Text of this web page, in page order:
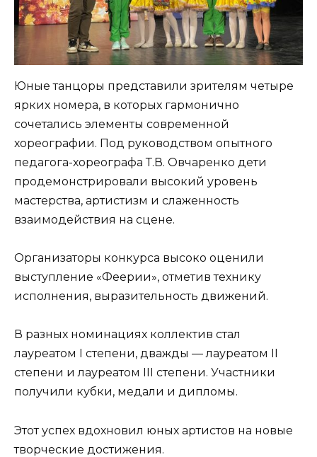
Юные танцоры представили зрителям четыре
ярких номера, в которых гармонично
сочетались элементы современной
хореографии. Под руководством опытного
педагога-хореографа Т.В. Овчаренко дети
продемонстрировали высокий уровень
мастерства, артистизм и слаженность
взаимодействия на сцене.
Организаторы конкурса высоко оценили
выступление «Феерии», отметив технику
исполнения, выразительность движений.
В разных номинациях коллектив стал
лауреатом I степени, дважды — лауреатом II
степени и лауреатом III степени. Участники
получили кубки, медали и дипломы.
Этот успех вдохновил юных артистов на новые
творческие достижения.